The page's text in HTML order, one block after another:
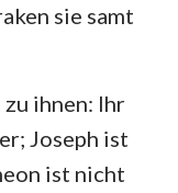
sie samt
zu ihnen: Ihr
Joseph ist
ist nicht